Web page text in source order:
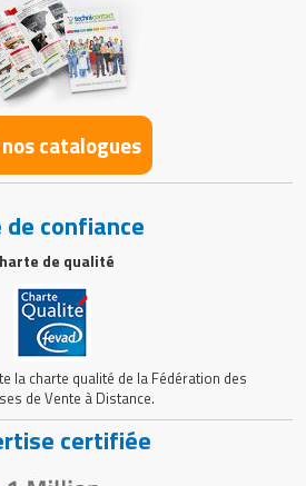
catalogues
de confiance
de qualité
la charte qualité de la Fédération des
de Vente à Distance.
certifiée